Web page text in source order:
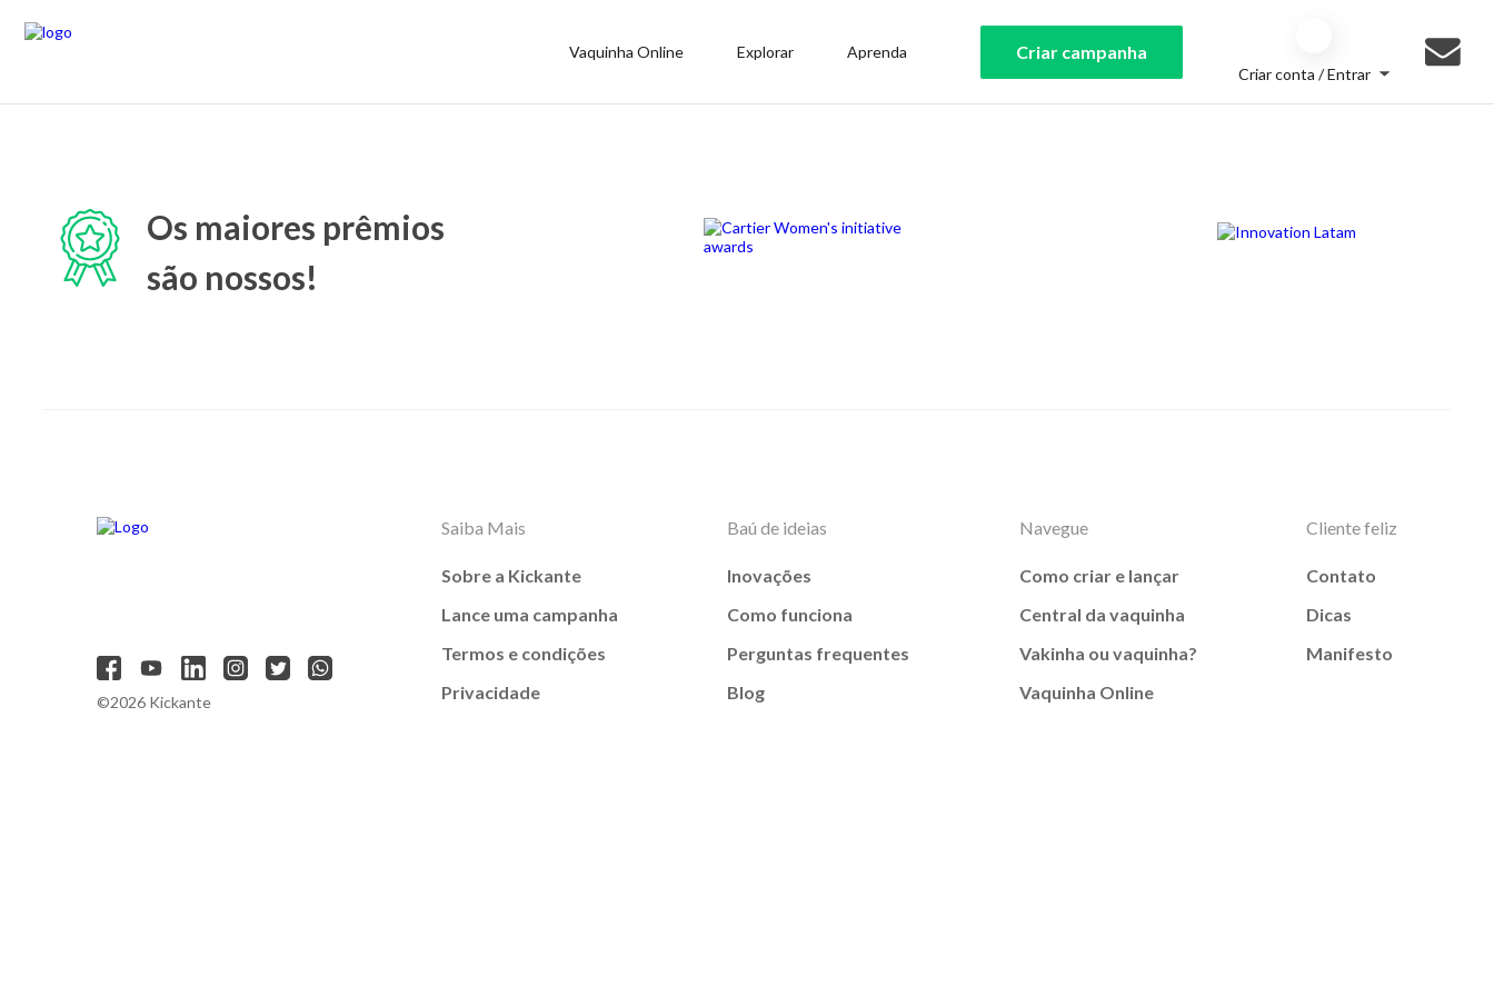
Vaquinha Online Explorar Aprenda Criar campanha
Criar conta / Entrar
Os maiores prêmios
são nossos!
©2026 Kickante
Saiba Mais
Sobre a Kickante
Lance uma campanha
Termos e condições
Privacidade
Baú de ideias
Inovações
Como funciona
Perguntas frequentes
Blog
Navegue
Como criar e lançar
Central da vaquinha
Vakinha ou vaquinha?
Vaquinha Online
Cliente feliz
Contato
Dicas
Manifesto